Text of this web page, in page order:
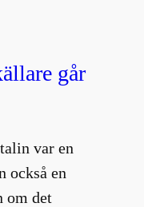
går
var en
också en
om det